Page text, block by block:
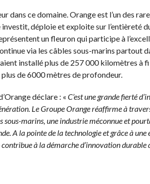
dans ce domaine. Orange est l’un des
déploie et exploite sur l’entièreté
un fleuron qui participe à
via les câbles sous-marins partout
installé plus de 257 000 kilomètres à
de 6000 mètres de profondeur.
déclare : « C’est une grande fierté
Le Groupe Orange réaffirme à
sous-marins, une industrie méconnue et
A la pointe de la technologie et grâce à une
à la démarche d’innovation durable